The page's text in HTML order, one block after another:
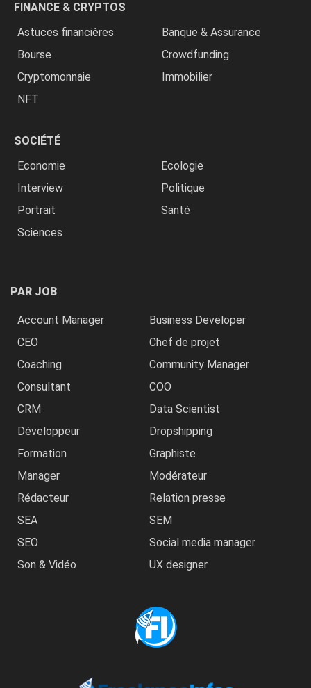
FINANCE & CRYPTOS
Astuces financières
Banque & Assurance
Bourse
Crowdfunding
Cryptomonnaie
Immobilier
NFT
SOCIÉTÉ
Economie
Ecologie
Interview
Politique
Portrait
Santé
Sciences
PAR JOB
Account Manager
Business Developer
CEO
Chef de projet
Coaching
Community Manager
Consultant
COO
CRM
Data Scientist
Développeur
Dropshipping
Formation
Graphiste
Manager
Modérateur
Rédacteur
Relation presse
SEA
SEM
SEO
Social media manager
Son & Vidéo
UX designer